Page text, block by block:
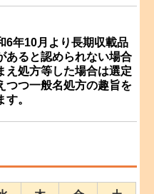
6年10月より長期収載品
あると認められない場合
え処方等した場合は選定
つつ一般名処方の趣旨を
。